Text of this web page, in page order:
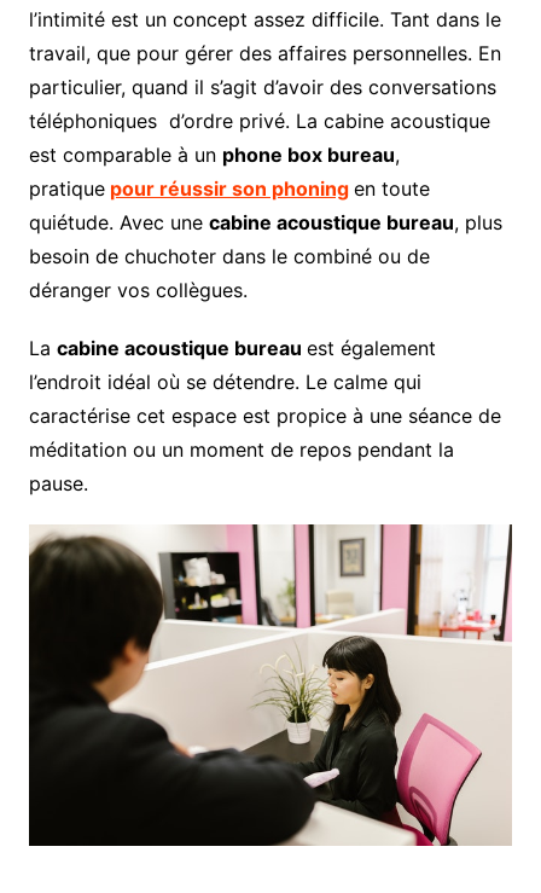
l’intimité est un concept assez difficile. Tant dans le
travail, que pour gérer des affaires personnelles. En
particulier, quand il s’agit d’avoir des conversations
téléphoniques d’ordre privé. La cabine acoustique
est comparable à un phone box bureau,
pratique pour réussir son phoning en toute
quiétude. Avec une cabine acoustique bureau, plus
besoin de chuchoter dans le combiné ou de
déranger vos collègues.
La cabine acoustique bureau est également
l’endroit idéal où se détendre. Le calme qui
caractérise cet espace est propice à une séance de
méditation ou un moment de repos pendant la
pause.